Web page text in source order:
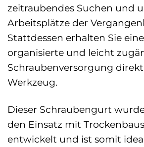
zeitraubendes Suchen und
Arbeitsplätze der
Stattdessen erhalten Sie
organisierte und leicht
Schraubenversorgung
Werkzeug.
Dieser Schraubengurt
den Einsatz mit
entwickelt und ist somit